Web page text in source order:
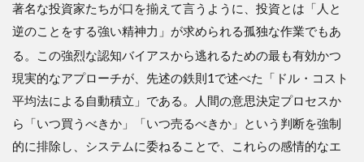
著名な投資家たちが口を揃えて言うように、投資とは「人と
逆のことをする強い精神力」が求められる孤独な作業でもあ
る 。この強烈な認知バイアスから逃れるための最も有効かつ
現実的なアプローチが、先述の鉄則1で述べた「ドル・コスト
平均法による自動積立」である。人間の意思決定プロセスか
ら「いつ買うべきか」「いつ売るべきか」という判断を強制
的に排除し、システムに委ねることで、これらの感情的なエ